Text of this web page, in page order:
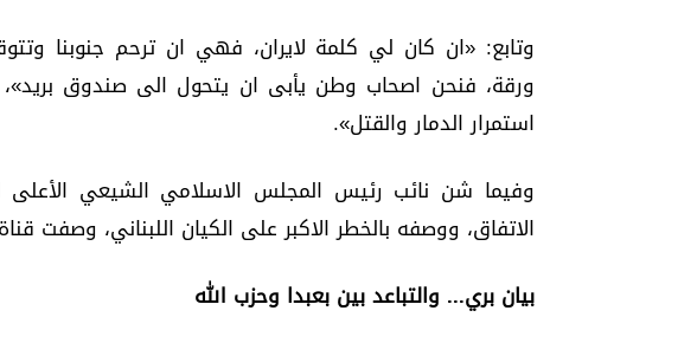
وتابع: «ان كان لي كلمة لايران، فهي ان ترحم جنوبنا
ورقة، فنحن اصحاب وطن يأبى ان يتحول الى صندوق
استمرار الدمار والقتل».
وفيما شن نائب رئيس المجلس الاسلامي الشيعي
الاتفاق، ووصفه بالخطر الاكبر على الكيان اللبناني، وصفت
بيان بري... والتباعد بين بعبدا وحزب الله